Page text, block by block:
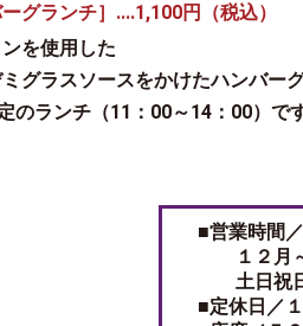
ーグランチ］....1,100円（税込）
を使用した
グラスソースをかけたハンバー
のランチ（11：00～14：00）で
■営業時間
１２月～
土日祝
■定休日／